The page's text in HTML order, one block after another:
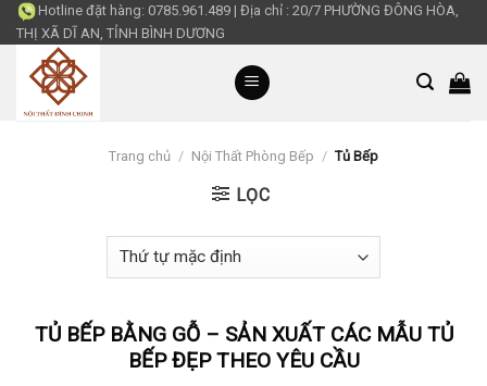
Skip
to
content
Hotline đặt hàng: 0785.961.489 | Địa chỉ : 20/7 PHƯỜNG ĐÔNG HÒA,
THỊ XÃ DĨ AN, TỈNH BÌNH DƯƠNG
Trang chủ / Nội Thất Phòng Bếp / Tủ Bếp
LỌC
TỦ BẾP BẰNG GỖ – SẢN XUẤT CÁC MẪU TỦ
BẾP ĐẸP THEO YÊU CẦU